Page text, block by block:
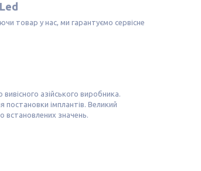
товар у нас, ми гарантуємо сервісне
азійського виробника.
імплантів. Великий
встановлених значень.